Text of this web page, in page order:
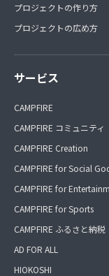
プロジェクトの作り方
プロジェクトの広め方
サービス
CAMPFIRE
CAMPFIRE コミュニティ
CAMPFIRE Creation
CAMPFIRE for Social
CAMPFIRE for
CAMPFIRE for Sports
CAMPFIRE ふるさと納税
AD FOR ALL
HIOKOSHI